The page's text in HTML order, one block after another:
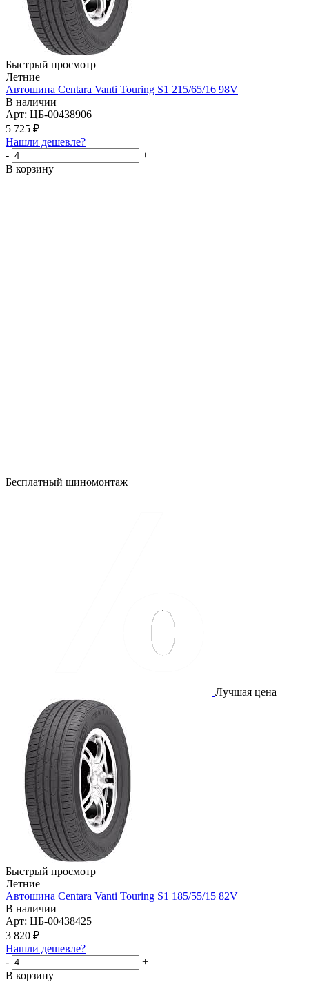
Быстрый просмотр
Летние
Автошина Centara Vanti Touring S1 215/65/16 98V
В наличии
Арт: ЦБ-00438906
5 725 ₽
Нашли дешевле?
-
+
В корзину
Бесплатный шиномонтаж
Лучшая цена
Быстрый просмотр
Летние
Автошина Centara Vanti Touring S1 185/55/15 82V
В наличии
Арт: ЦБ-00438425
3 820 ₽
Нашли дешевле?
-
+
В корзину